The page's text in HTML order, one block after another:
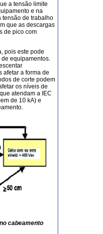
a tensão limite
e na
tensão de trabalho
que as descargas
de pico com
pois este pode
equipamentos.
afetar a forma de
de corte podem
os níveis de
atendam a IEC
de 10 kA) e
cabeamento